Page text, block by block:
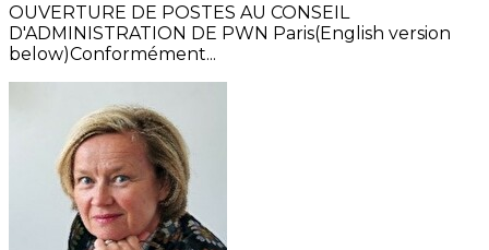
OUVERTURE DE POSTES AU CONSEIL
D'ADMINISTRATION DE PWN Paris(English version
below)Conformément...